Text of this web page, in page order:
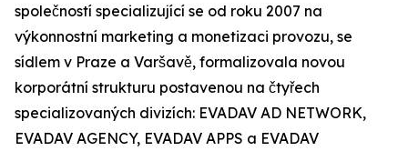
společností specializující se od roku 2007 na
výkonnostní marketing a monetizaci provozu, se
sídlem v Praze a Varšavě, formalizovala novou
korporátní strukturu postavenou na čtyřech
specializovaných divizích: EVADAV AD NETWORK,
EVADAV AGENCY, EVADAV APPS a EVADAV